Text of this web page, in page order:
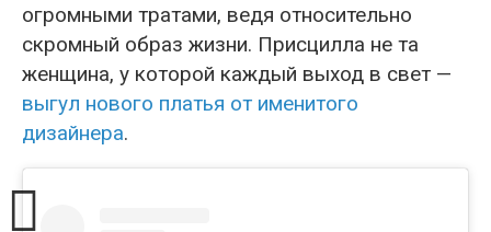
огромными тратами, ведя относительно
скромный образ жизни. Присцилла не та
женщина, у которой каждый выход в свет —
выгул нового платья от именитого
дизайнера.